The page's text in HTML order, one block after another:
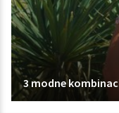
3 modne